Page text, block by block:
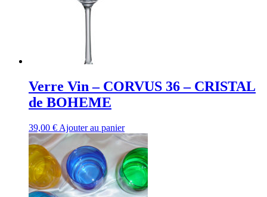
Verre Vin – CORVUS 36 – CRISTAL
de BOHEME
39,00 € Ajouter au panier